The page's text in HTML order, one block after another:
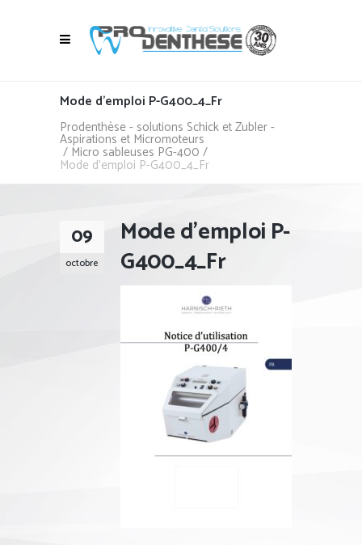
Mode d’emploi P-G400_4_Fr
Prodenthèse - solutions Schick et Zubler -
Aspirations et Micromoteurs
/ Micro sableuses PG-400 /
Mode d’emploi P-G400_4_Fr
09
octobre
Mode d’emploi P-
G400_4_Fr